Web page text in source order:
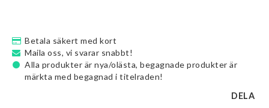
Betala säkert med kort
Maila oss, vi svarar snabbt!
Alla produkter är nya/olästa, begagnade produkter är
märkta med begagnad i titelraden!
DELA